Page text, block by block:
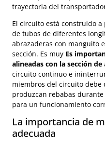
trayectoria del
El circuito está construido
de tubos de diferentes
abrazaderas con manguito
sección. Es muy Es
alineadas con la sección
circuito continuo e
miembros del circuito debe
produzcan rebabas
para un funcionamiento
La importancia de
adecuada